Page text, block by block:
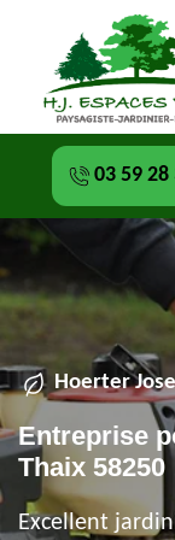
03 59 28
Hoerter
Entreprise
Thaix 58250
Excellent